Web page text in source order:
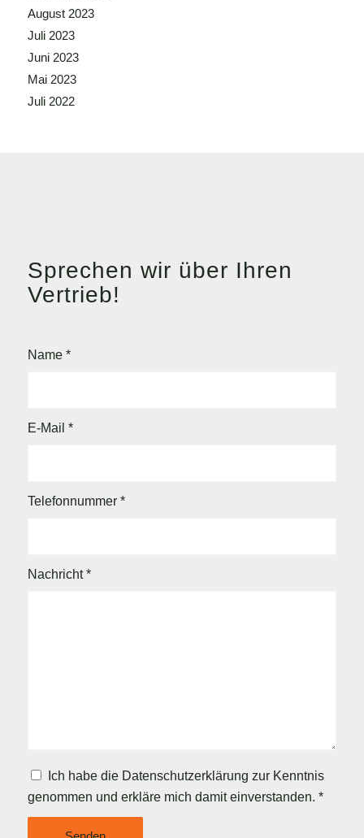
August 2023
Juli 2023
Juni 2023
Mai 2023
Juli 2022
Sprechen wir über Ihren
Vertrieb!
Name *
E-Mail *
Telefonnummer *
Nachricht*
Ich habe die Datenschutzerklärung zur Kenntnis
genommen und erkläre mich damit einverstanden. *